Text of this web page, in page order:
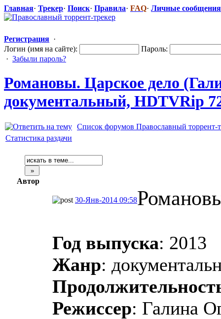
Главная· Трекер· Поиск· Правила· FAQ· Личные сообщения
Регистрация ·
Логин (имя на сайте):
Пароль:
· Забыли пароль?
Романовы. Царское дело
документальн​ый, HDTVRip
Список форумов Православный торрент-
Статистика раздачи
Автор
30-Янв-2014 09:58
Год выпуска: 2013
Жанр:
Режиссер: Галина